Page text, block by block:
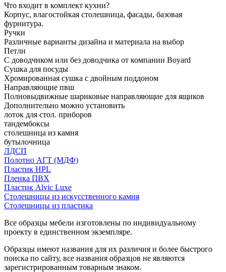
Что входит в комплект кухни?
Корпус, влагостойкая столешница, фасады, базовая
фурнитура.
Ручки
Различные варианты дизайна и материала на выбор
Петли
С доводчиком или без доводчика от компании Boyard
Сушка для посуды
Хромированная сушка с двойным поддоном
Направляющие пвш
Полновыдвижные шариковые направляющие для ящиков
Дополнительно можно установить
лоток для стол. приборов
тандембоксы
столешница из камня
бутылочница
ЛДСП
Полотно АГТ (МДФ)
Пластик HPL
Пленка ПВХ
Пластик Alvic Luxe
Столешницы из искусственного камня
Столешницы из пластика
Все образцы мебели изготовлены по индивидуальному
проекту в единственном экземпляре.
Образцы имеют названия для их различия и более быстрого
поиска по сайту, все названия образцов не являются
зарегистрированным товарным знаком.